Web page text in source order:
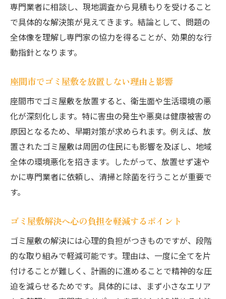
ゴミ屋敷の費用相場と見積もりの注意点
費用トラブルを防ぐゴミ屋敷の見積もり活
用法
ゴミ屋敷解決の費用とサービス内容の違い
安心できるゴミ屋敷片付け費用の比較ポイ
安心して任せたい片付け業者選びのコツ
ゴミ屋敷片付けで信頼できる業者の特徴
安心して依頼できるゴミ屋敷業者の選び方
口コミで選ぶゴミ屋敷片付け業者の見極め
方
トラブルを防ぐゴミ屋敷業者への質問例
ゴミ屋敷解決で失敗しない業者選定の手順
トイレの悩みも解消できる片付けの秘訣
ゴミ屋敷のトイレ問題を解消する手順と工
夫
専門業者に相談し、現地調査から見積もりを受けること
で具体的な解決策が見えてきます。結論として、問題の
全体像を理解し専門家の協力を得ることが、効果的な行
動指針となります。
座間市でゴミ屋敷を放置しない理由と影響
座間市でゴミ屋敷を放置すると、衛生面や生活環境の悪
化が深刻化します。特に害虫の発生や悪臭は健康被害の
原因となるため、早期対策が求められます。例えば、放
置されたゴミ屋敷は周囲の住民にも影響を及ぼし、地域
全体の環境悪化を招きます。したがって、放置せず速や
かに専門業者に依頼し、清掃と除菌を行うことが重要で
す。
ゴミ屋敷解決へ心の負担を軽減するポイント
ゴミ屋敷の解決には心理的負担がつきものですが、段階
的な取り組みで軽減可能です。理由は、一度に全てを片
付けることが難しく、計画的に進めることで精神的な圧
迫を減らせるためです。具体的には、まず小さなエリア